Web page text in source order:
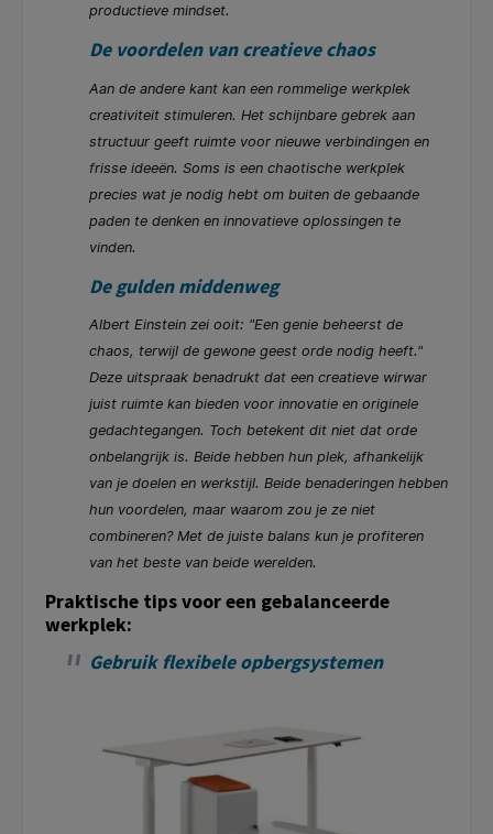
productieve mindset.
De voordelen van creatieve chaos
Aan de andere kant kan een rommelige werkplek
creativiteit stimuleren. Het schijnbare gebrek aan
structuur geeft ruimte voor nieuwe verbindingen en
frisse ideeën. Soms is een chaotische werkplek
precies wat je nodig hebt om buiten de gebaande
paden te denken en innovatieve oplossingen te
vinden.
De gulden middenweg
Albert Einstein zei ooit: "Een genie beheerst de
chaos, terwijl de gewone geest orde nodig heeft."
Deze uitspraak benadrukt dat een creatieve wirwar
juist ruimte kan bieden voor innovatie en originele
gedachtegangen. Toch betekent dit niet dat orde
onbelangrijk is. Beide hebben hun plek, afhankelijk
van je doelen en werkstijl. Beide benaderingen hebben
hun voordelen, maar waarom zou je ze niet
combineren? Met de juiste balans kun je profiteren
van het beste van beide werelden.
Praktische tips voor een gebalanceerde
werkplek:
Gebruik flexibele opbergsystemen